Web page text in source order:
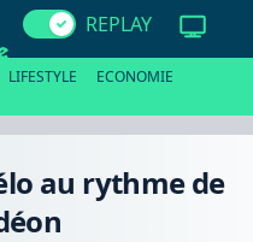
REPLAY
LIFESTYLE ECONOMIE
au rythme de